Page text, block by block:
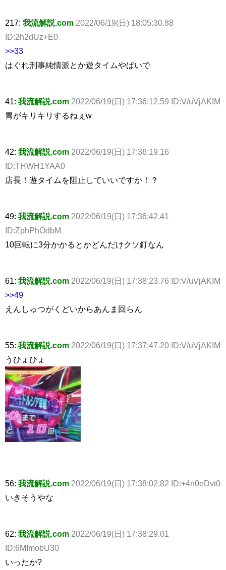
217: 我流解説.com 2022/06/19(日) 18:05:30.88
ID:2h2dUz+E0
>>33
はぐれ刑事純情派とか遊タイムやばいで
41: 我流解説.com 2022/06/19(日) 17:36:12.59 ID:V/uVjAKIM
胃がキリキリするねぇw
42: 我流解説.com 2022/06/19(日) 17:36:19.16
ID:THWH1YAA0
店長！遊タイムを阻止していいですか！？
49: 我流解説.com 2022/06/19(日) 17:36:42.41
ID:ZphPhOdbM
10回転に3分かかるとかどんだけクソ釘なん
61: 我流解説.com 2022/06/19(日) 17:38:23.76 ID:V/uVjAKIM
>>49
えんしゅつがくどいからあんま回らん
55: 我流解説.com 2022/06/19(日) 17:37:47.20 ID:V/uVjAKIM
うひょひょ
56: 我流解説.com 2022/06/19(日) 17:38:02.82 ID:+4n0eDvt0
いきそうやな
62: 我流解説.com 2022/06/19(日) 17:38:29.01
ID:6MImobU30
いったか?